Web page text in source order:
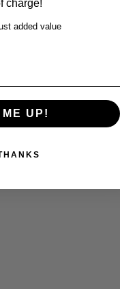
charge!
added value
UP!